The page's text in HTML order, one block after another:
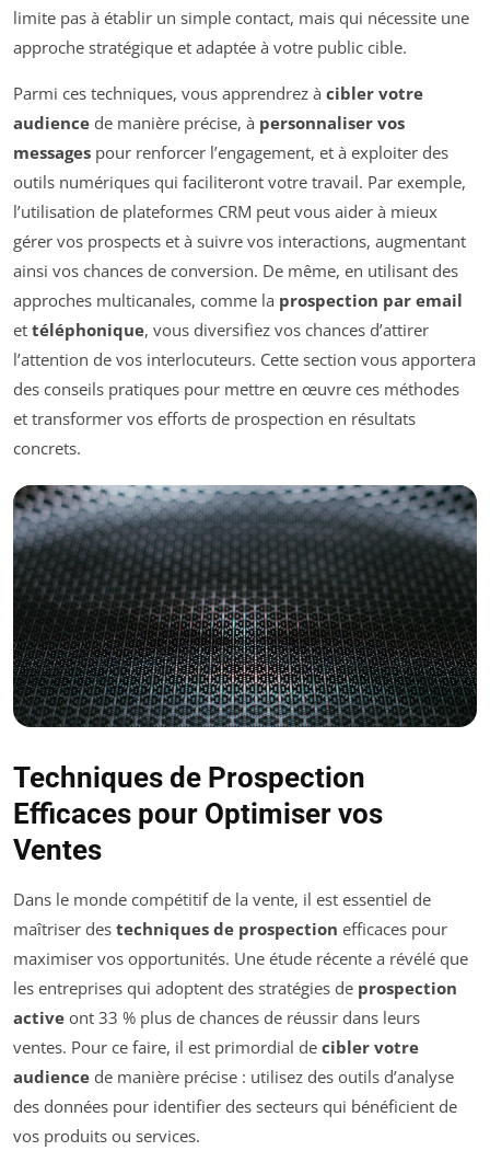
limite pas à établir un simple contact, mais qui nécessite une
approche stratégique et adaptée à votre public cible.
Parmi ces techniques, vous apprendrez à cibler votre
audience de manière précise, à personnaliser vos
messages pour renforcer l’engagement, et à exploiter des
outils numériques qui faciliteront votre travail. Par exemple,
l’utilisation de plateformes CRM peut vous aider à mieux
gérer vos prospects et à suivre vos interactions, augmentant
ainsi vos chances de conversion. De même, en utilisant des
approches multicanales, comme la prospection par email
et téléphonique, vous diversifiez vos chances d’attirer
l’attention de vos interlocuteurs. Cette section vous apportera
des conseils pratiques pour mettre en œuvre ces méthodes
et transformer vos efforts de prospection en résultats
concrets.
Techniques de Prospection
Efficaces pour Optimiser vos
Ventes
Dans le monde compétitif de la vente, il est essentiel de
maîtriser des techniques de prospection efficaces pour
maximiser vos opportunités. Une étude récente a révélé que
les entreprises qui adoptent des stratégies de prospection
active ont 33 % plus de chances de réussir dans leurs
ventes. Pour ce faire, il est primordial de cibler votre
audience de manière précise : utilisez des outils d’analyse
des données pour identifier des secteurs qui bénéficient de
vos produits ou services.